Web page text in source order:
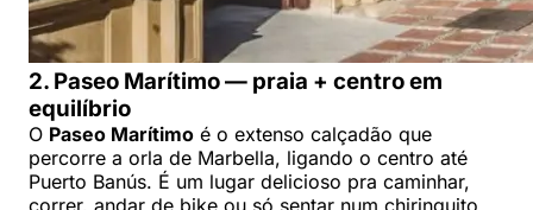
2. Paseo Marítimo — praia + centro em
equilíbrio
O Paseo Marítimo é o extenso calçadão que
percorre a orla de Marbella, ligando o centro até
Puerto Banús. É um lugar delicioso pra caminhar,
correr, andar de bike ou só sentar num chiringuito